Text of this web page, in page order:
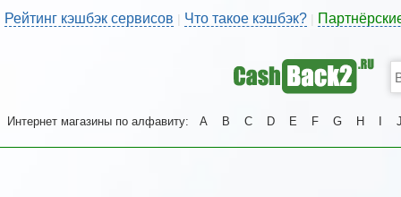
Рейтинг кэшбэк сервисов | Что такое кэшбэк?
Интернет магазины по алфавиту: A B C D E F G H